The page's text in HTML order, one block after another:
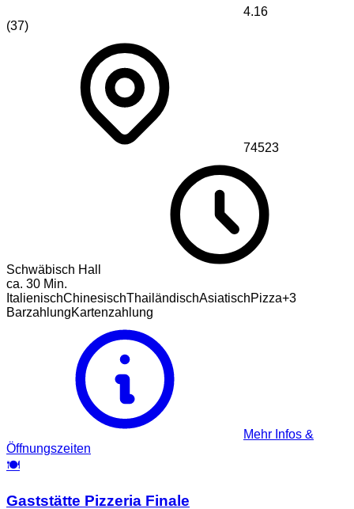
4.16
(37)
74523
Schwäbisch Hall
ca. 30 Min.
ItalienischChinesischThailändischAsiatischPizza+3
BarzahlungKartenzahlung
Mehr Infos &
Öffnungszeiten
🍽️
Gaststätte Pizzeria Finale